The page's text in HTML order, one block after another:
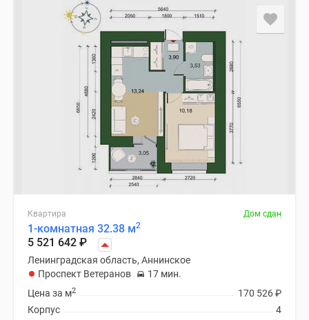
Квартира Дом сдан
1-комнатная 32.38 м2
5 521 642 ₽
Ленинградская область, Аннинское
Проспект Ветеранов
17 мин.
170 526₽
Цена за м2
4
Корпус